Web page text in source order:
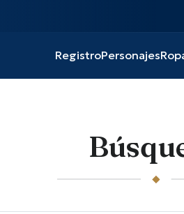
RegistroPersonajes